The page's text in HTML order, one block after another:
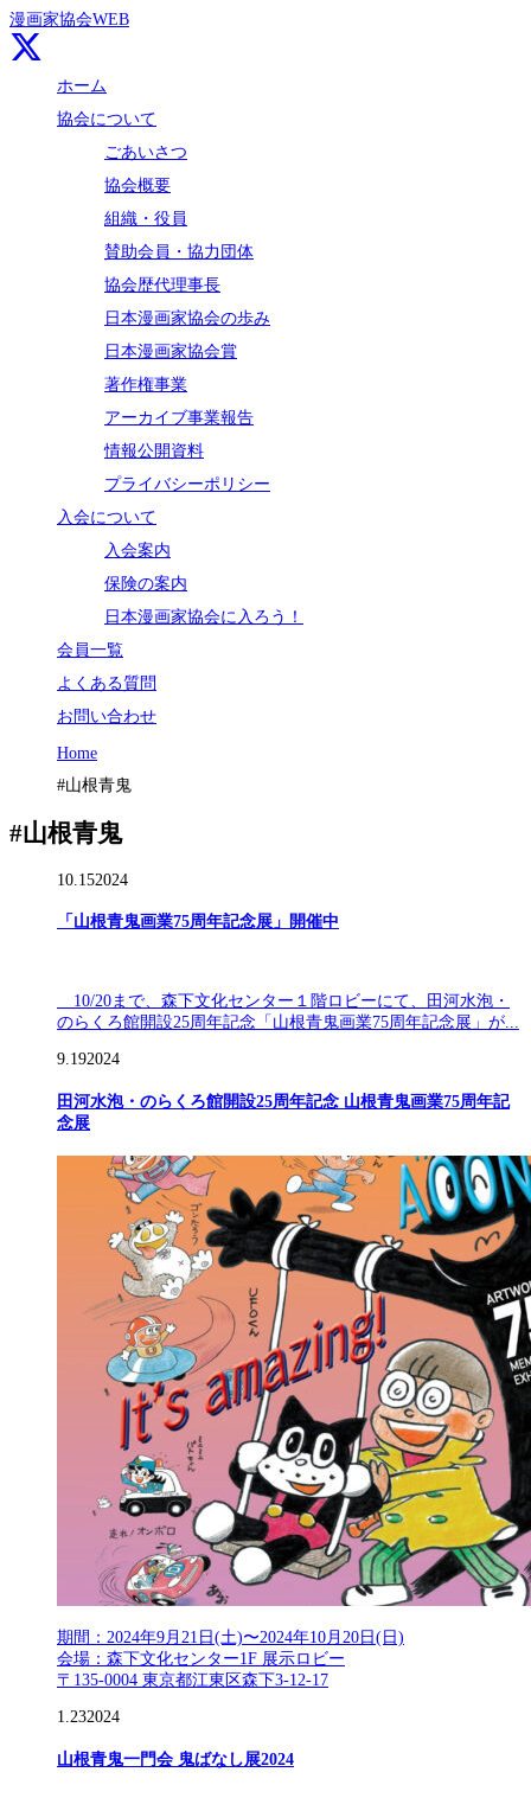
漫画家協会WEB
ホーム
協会について
ごあいさつ
協会概要
組織・役員
賛助会員・協力団体
協会歴代理事長
日本漫画家協会の歩み
日本漫画家協会賞
著作権事業
アーカイブ事業報告
情報公開資料
プライバシーポリシー
入会について
入会案内
保険の案内
日本漫画家協会に入ろう！
会員一覧
よくある質問
お問い合わせ
Home
#山根青鬼
#山根青鬼
10.152024
「山根青鬼画業75周年記念展」開催中
10/20まで、森下文化センター１階ロビーにて、田河水泡・
のらくろ館開設25周年記念「山根青鬼画業75周年記念展」が...
9.192024
田河水泡・のらくろ館開設25周年記念 山根青鬼画業75周年記
念展
期間：2024年9月21日(土)〜2024年10月20日(日)
会場：森下文化センター1F 展示ロビー
〒135-0004 東京都江東区森下3-12-17
1.232024
山根青鬼一門会 鬼ばなし展2024